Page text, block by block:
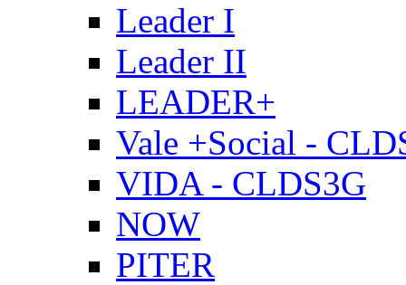
Leader I
Leader II
LEADER+
Vale +Social -
VIDA - CLDS3G
NOW
PITER